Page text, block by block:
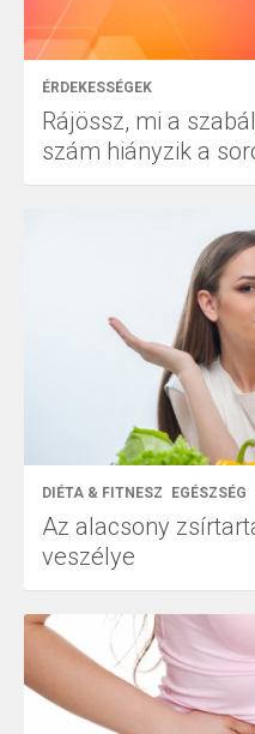
ÉRDEKESSÉGEK
Rájössz, mi a
szám hiányzik a
DIÉTA & FITNESZ EGÉSZSÉG
Az alacsony
veszélye